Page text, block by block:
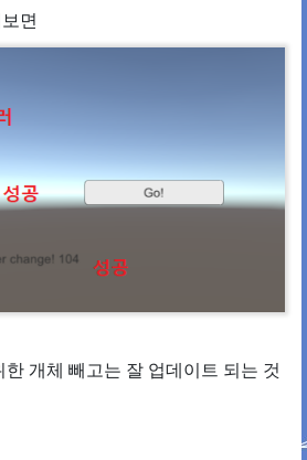
면
개체 빼고는 잘 업데이트 되는 것